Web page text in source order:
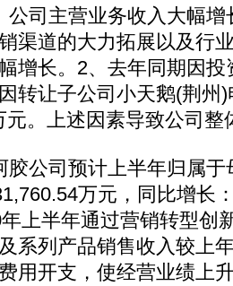
公司主营业务收入大幅
渠道的大力拓展以及行
增长。2、去年同期因
转让子公司小天鹅(荆州
元。上述因素导致公司整
公司预计上半年归属于
万元，同比增长
上半年通过营销转型创
系列产品销售收入较上
用开支，使经营业绩上